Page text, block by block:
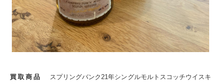
買取商品
スプリングバンク21年シングルモルトスコッチウイスキ